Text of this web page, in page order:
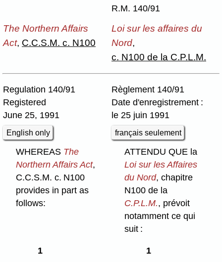
R.M. 140/91
The Northern Affairs
Act, C.C.S.M. c. N100
Loi sur les affaires du
Nord,
c. N100 de la C.P.L.M.
Regulation 140/91
Registered
June 25, 1991
English only
Règlement 140/91
Date d'enregistrement :
le 25 juin 1991
français seulement
WHEREAS The
Northern Affairs Act,
C.C.S.M. c. N100
provides in part as
follows:
ATTENDU QUE la
Loi sur les Affaires
du Nord, chapitre
N100 de la
C.P.L.M., prévoit
notamment ce qui
suit :
1
1